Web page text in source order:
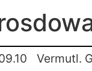
Vermutl.